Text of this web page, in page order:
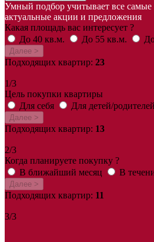
Умный подбор учитывает все самые
актуальные акции и предложения
Какая площадь вас интересует ?
До 40 кв.м.
До 55 кв.м.
Далее >
Подходящих квартир: 23
1/3
Цель покупки квартиры
Для себя
Для детей/родителей
Далее >
Подходящих квартир: 13
2/3
Когда планируете покупку ?
В ближайший месяц
В
Далее >
Подходящих квартир: 11
3/3